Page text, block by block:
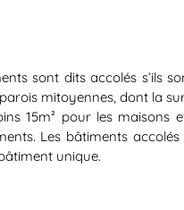
sont dits accolés s’ils
mitoyennes, dont la
15m² pour les maisons
Les bâtiments
unique.